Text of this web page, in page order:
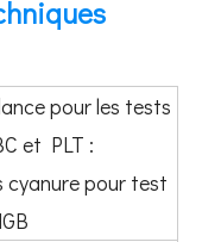
pour les tests
et PLT :
cyanure pour test